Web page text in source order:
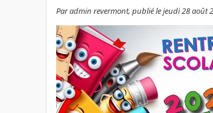
Par admin revermont, publié le jeudi 28 août